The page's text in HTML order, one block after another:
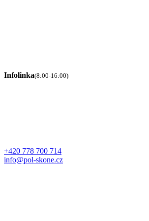
Infolinka(8:00-16:00)
+420 778 700 714
info@pol-skone.cz